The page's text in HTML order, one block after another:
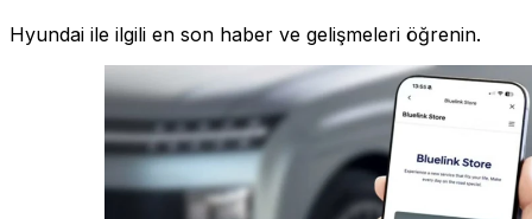
Hyundai ile ilgili en son haber ve gelişmeleri öğrenin.